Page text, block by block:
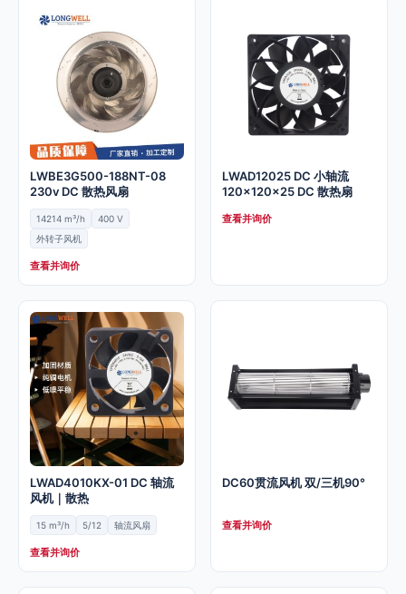
LWBE3G500-188NT-08
230v DC 散热风扇
14214 m³/h
400 V
外转子风机
查看并询价
LWAD12025 DC 小轴流
120x120x25 DC 散热扇
查看并询价
LWAD4010KX-01 DC 轴流
风机｜散热
15 m³/h 5/12 轴流风扇
查看并询价
DC60贯流风机 双/三机90°
查看并询价